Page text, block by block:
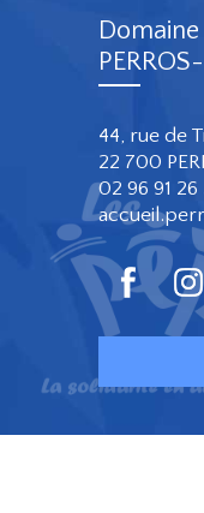
44, rue de
22 700
02 96 91